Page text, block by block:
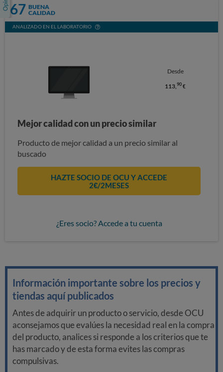
67 BUENA
CALIDAD
ANALIZADO EN EL LABORATORIO
Desde
113,90 €
Mejor calidad con un precio similar
Producto de mejor calidad a un precio similar al
buscado
HAZTE SOCIO DE OCU Y ACCEDE
2€/2MESES
¿Eres socio? Accede a tu cuenta
Información importante sobre los precios y
tiendas aquí publicados
Antes de adquirir un producto o servicio, desde OCU
aconsejamos que evalúes la necesidad real en la compra
del producto, analices si responde a los criterios que te
has marcado y de esta forma evites las compras
compulsivas.